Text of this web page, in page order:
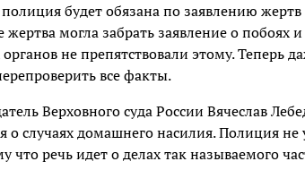
будет обязана по заявлению
жертва могла забрать заявление о побоях
не препятствовали этому. Теперь
все факты.
Верховного суда России Вячеслав
о случаях домашнего насилия. Полиция
что речь идет о делах так называемого